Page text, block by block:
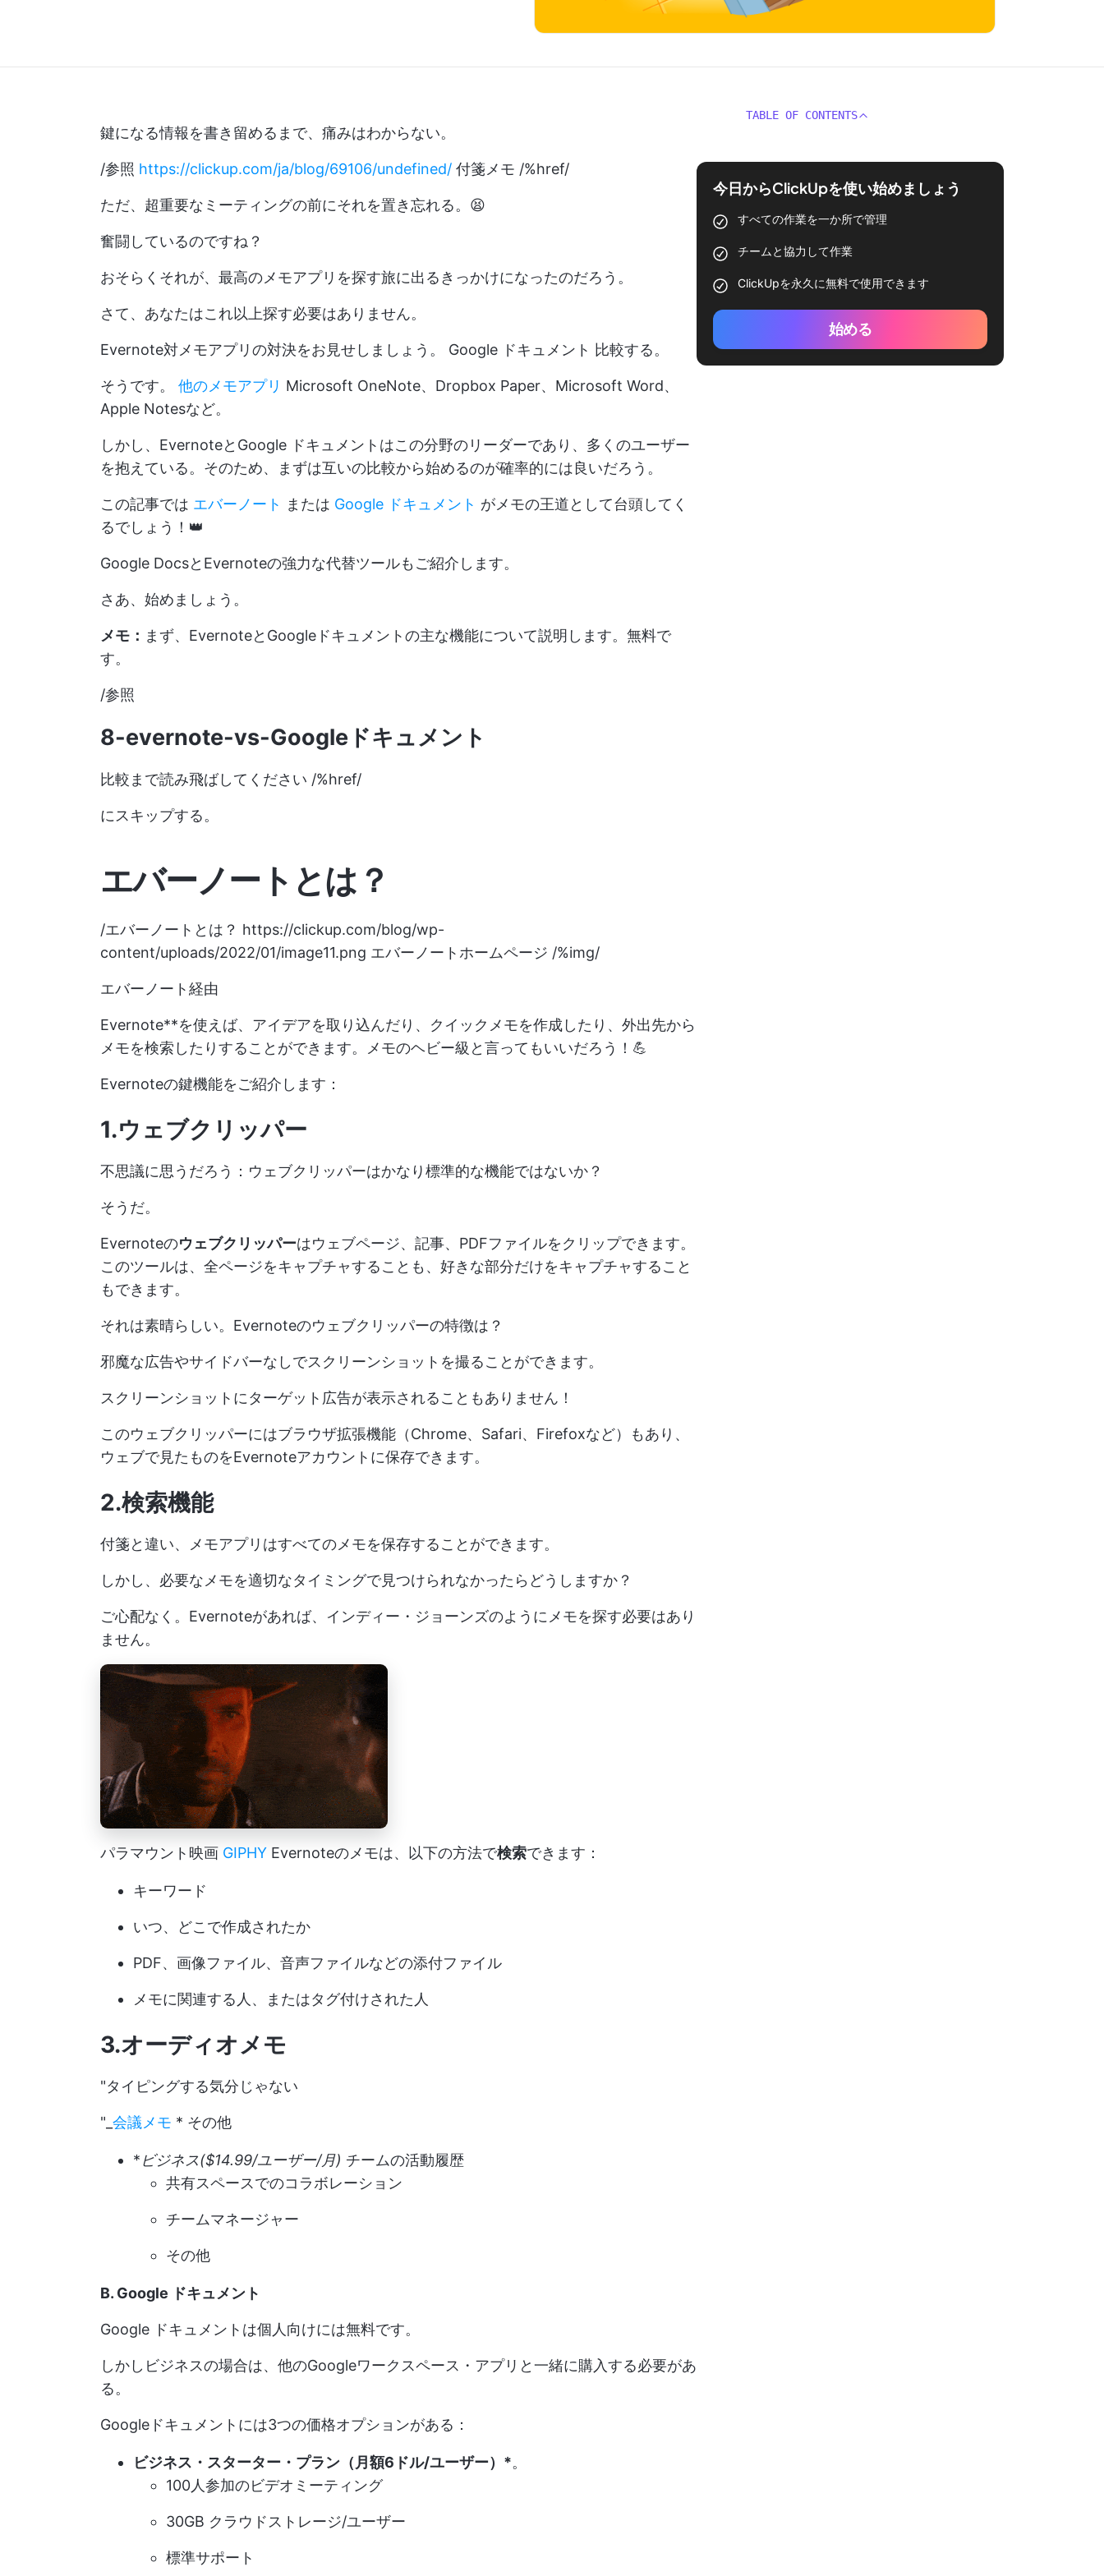
鍵になる情報を書き留めるまで、痛みはわからない。
/参照 https://clickup.com/ja/blog/69106/undefined/ 付箋メモ /%href/
ただ、超重要なミーティングの前にそれを置き忘れる。😫
奮闘しているのですね？
おそらくそれが、最高のメモアプリを探す旅に出るきっかけになったのだろう。
さて、あなたはこれ以上探す必要はありません。
Evernote対メモアプリの対決をお見せしましょう。 Google ドキュメント 比較する。
そうです。 他のメモアプリ Microsoft OneNote、Dropbox Paper、Microsoft Word、
Apple Notesなど。
しかし、EvernoteとGoogle ドキュメントはこの分野のリーダーであり、多くのユーザー
を抱えている。そのため、まずは互いの比較から始めるのが確率的には良いだろう。
この記事では エバーノート または Google ドキュメント がメモの王道として台頭してく
るでしょう！👑
Google DocsとEvernoteの強力な代替ツールもご紹介します。
さあ、始めましょう。
メモ： まず、EvernoteとGoogleドキュメントの主な機能について説明します。無料で
す。
/参照
8-evernote-vs-Googleドキュメント
比較まで読み飛ばしてください /%href/
にスキップする。
エバーノートとは？
/エバーノートとは？ https://clickup.com/blog/wp-
content/uploads/2022/01/image11.png エバーノートホームページ /%img/
エバーノート経由
Evernote**を使えば、アイデアを取り込んだり、クイックメモを作成したり、外出先から
メモを検索したりすることができます。メモのヘビー級と言ってもいいだろう！💪
Evernoteの鍵機能をご紹介します：
1.ウェブクリッパー
不思議に思うだろう：ウェブクリッパーはかなり標準的な機能ではないか？
そうだ。
Evernoteのウェブクリッパーはウェブページ、記事、PDFファイルをクリップできます。
このツールは、全ページをキャプチャすることも、好きな部分だけをキャプチャすること
もできます。
それは素晴らしい。Evernoteのウェブクリッパーの特徴は？
邪魔な広告やサイドバーなしでスクリーンショットを撮ることができます。
スクリーンショットにターゲット広告が表示されることもありません！
このウェブクリッパーにはブラウザ拡張機能（Chrome、Safari、Firefoxなど）もあり、
ウェブで見たものをEvernoteアカウントに保存できます。
2.検索機能
付箋と違い、メモアプリはすべてのメモを保存することができます。
しかし、必要なメモを適切なタイミングで見つけられなかったらどうしますか？
ご心配なく。Evernoteがあれば、インディー・ジョーンズのようにメモを探す必要はあり
ません。
パラマウント映画 GIPHY Evernoteのメモは、以下の方法で検索できます：
キーワード
いつ、どこで作成されたか
PDF、画像ファイル、音声ファイルなどの添付ファイル
メモに関連する人、またはタグ付けされた人
3.オーディオメモ
"タイピングする気分じゃない
"_ 会議メモ * その他
*ビジネス($14.99/ユーザー/月) チームの活動履歴
共有スペースでのコラボレーション
チームマネージャー
その他
B. Google ドキュメント
Google ドキュメントは個人向けには無料です。
しかしビジネスの場合は、他のGoogleワークスペース・アプリと一緒に購入する必要があ
る。
Googleドキュメントには3つの価格オプションがある：
ビジネス・スターター・プラン（月額6ドル/ユーザー）*。
100人参加のビデオミーティング
30GB クラウドストレージ/ユーザー
標準サポート
TABLE OF CONTENTS
今日からClickUpを使い始めましょう
すべての作業を一か所で管理
チームと協力して作業
ClickUpを永久に無料で使用できます
始める